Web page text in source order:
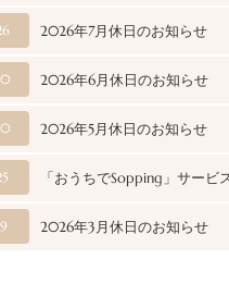
2026年7月休日のお知らせ
2026年6月休日のお知らせ
2026年5月休日のお知らせ
「おうちでSopping」サービ
2026年3月休日のお知らせ